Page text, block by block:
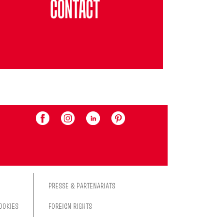
PRESSE & PARTENARIATS
FOREIGN RIGHTS